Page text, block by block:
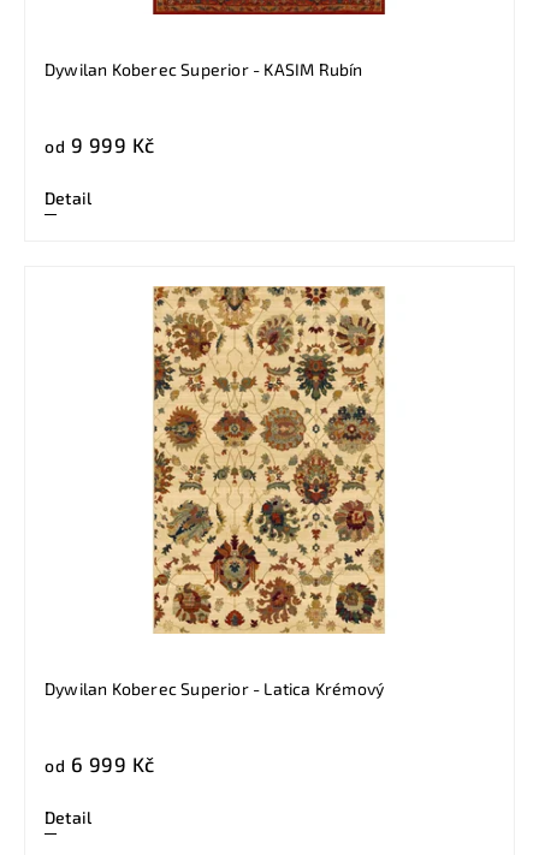
Dywilan Koberec Superior - KASIM Rubín
od 9 999 Kč
Detail
Dywilan Koberec Superior - Latica Krémový
od 6 999 Kč
Detail